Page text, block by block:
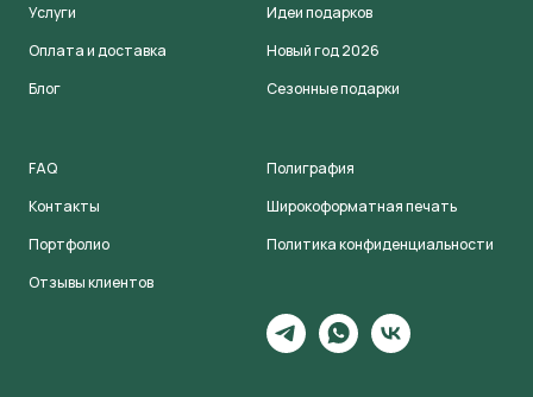
Услуги
Оплата и доставка
Блог
Идеи подарков
Новый год 2026
Сезонные подарки
FAQ
Контакты
Портфолио
Отзывы клиентов
Полиграфия
Широкоформатная печать
Политика конфиденциальности